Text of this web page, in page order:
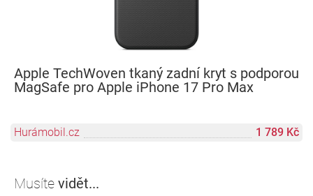
Apple TechWoven tkaný zadní kryt s podporou
MagSafe pro Apple iPhone 17 Pro Max
Hurámobil.cz 1 789 Kč
Musíte vidět...